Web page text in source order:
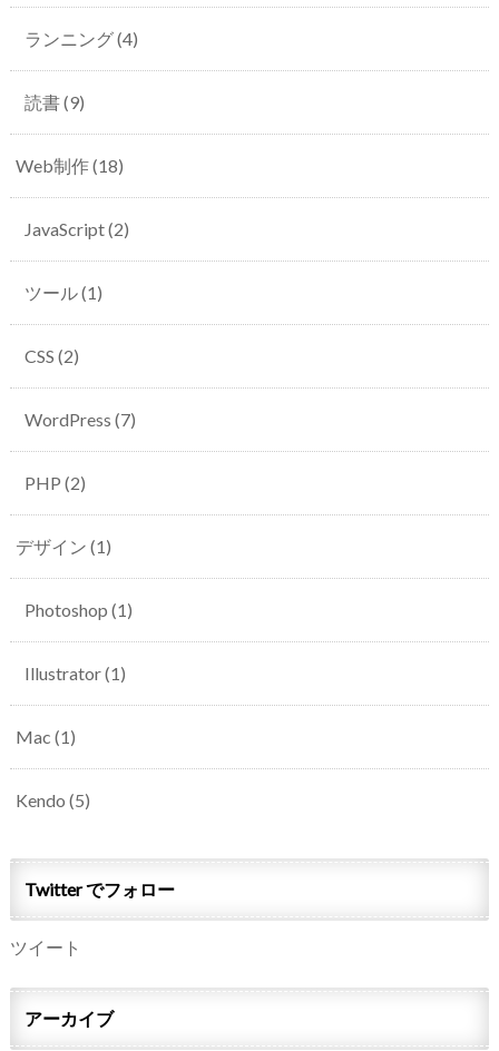
ランニング(4)
読書(9)
Web制作(18)
JavaScript(2)
ツール(1)
CSS (2)
WordPress (7)
PHP (2)
デザイン (1)
Photoshop (1)
Illustrator(1)
Mac (1)
Kendo (5)
Twitter でフォロー
ツイート
アーカイブ